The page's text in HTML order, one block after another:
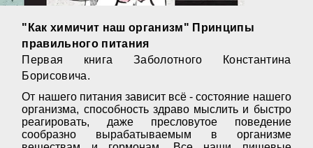
"Как химичит наш организм" Принципы
правильного питания
Первая книга Заболотного Константина
Борисовича.
От нашего питания зависит всё - состояние нашего
организма, способность здраво мыслить и быстро
реагировать, даже пресловутое поведение
сообразно вырабатываемым в организме